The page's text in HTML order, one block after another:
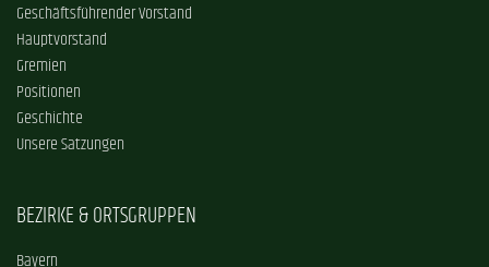
Geschäftsführender Vorstand
Hauptvorstand
Gremien
Positionen
Geschichte
Unsere Satzungen
BEZIRKE & ORTSGRUPPEN
Bayern